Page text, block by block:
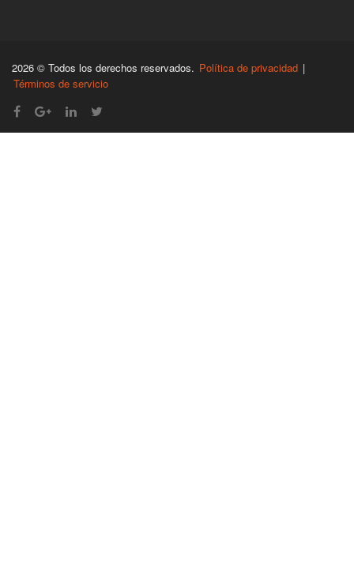
2026 © Todos los derechos reservados. Política de privacidad |
Términos de servicio